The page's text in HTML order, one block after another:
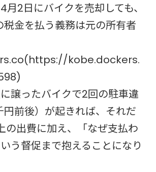
月2日にバイクを売却しても、
税金を払う義務は元の所有者
kobe.dockers.
譲ったバイクで2回の駐車違
円前後）が起きれば、それだ
の出費に加え、「なぜ支払わ
う督促まで抱えることになり